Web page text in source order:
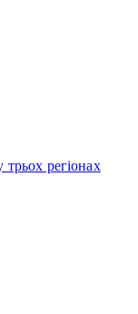
трьох регіонах